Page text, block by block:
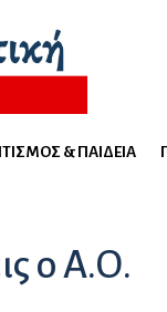
& ΠΑΙΔΕΊΑ
ο Α.Ο.